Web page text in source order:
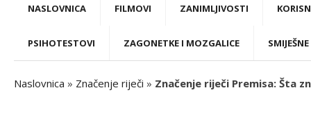
NASLOVNICA FILMOVI ZANIMLJIVOSTI
PSIHOTESTOVI ZAGONETKE I MOZGALICE
Naslovnica » Značenje riječi » Značenje riječi Premisa: Šta